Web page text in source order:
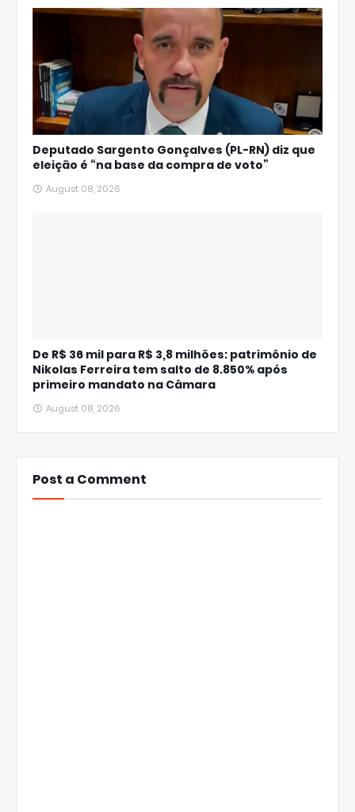
Deputado Sargento Gonçalves (PL-RN) diz que
eleição é “na base da compra de voto”
August 08, 2026
De R$ 36 mil para R$ 3,8 milhões: patrimônio de
Nikolas Ferreira tem salto de 8.850% após
primeiro mandato na Câmara
August 08, 2026
Post a Comment